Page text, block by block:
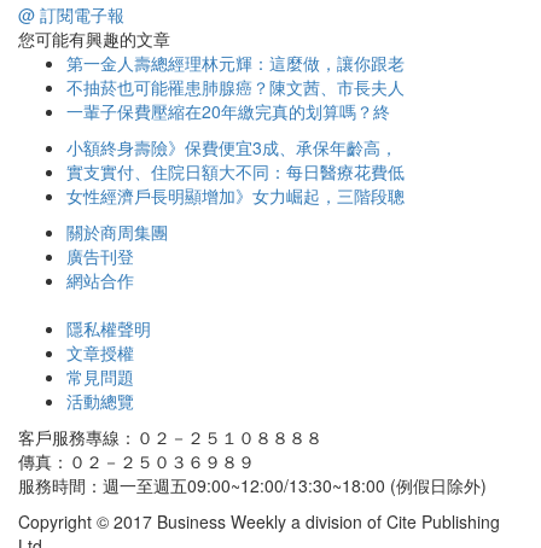
@ 訂閱電子報
您可能有興趣的文章
第一金人壽總經理林元輝：這麼做，讓你跟老
不抽菸也可能罹患肺腺癌？陳文茜、市長夫人
一輩子保費壓縮在20年繳完真的划算嗎？終
小額終身壽險》保費便宜3成、承保年齡高，
實支實付、住院日額大不同：每日醫療花費低
女性經濟戶長明顯增加》女力崛起，三階段聰
關於商周集團
廣告刊登
網站合作
隱私權聲明
文章授權
常見問題
活動總覽
客戶服務專線：０２－２５１０８８８８
傳真：０２－２５０３６９８９
服務時間：週一至週五09:00~12:00/13:30~18:00 (例假日除外)
Copyright © 2017 Business Weekly a division of Cite Publishing